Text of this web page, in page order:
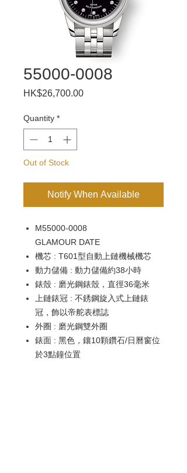
55000-0008
HK$26,700.00Price
Quantity *
Out of Stock
Notify When Available
M55000-0008
GLAMOUR DATE
機芯 : T601型自動上鏈機械機芯
動力儲備 : 動力儲備約38小時
錶殼 : 磨光鋼錶殼，直徑36毫米
上鏈錶冠 : 不銹鋼旋入式上鏈錶
冠，飾以帝舵表標誌
外圈 : 磨光鋼雙外圈
錶面 : 黑色，鑲10顆鑽石/日曆窗位
於3點鐘位置